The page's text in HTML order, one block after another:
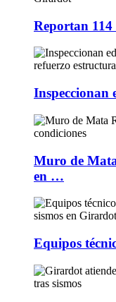
Reportan
Inspeccionan
Muro de
en …
Equipos